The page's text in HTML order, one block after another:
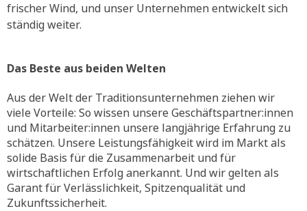
frischer Wind, und unser Unternehmen entwickelt sich
ständig weiter.
Das Beste aus beiden Welten
Aus der Welt der Traditionsunternehmen ziehen wir
viele Vorteile: So wissen unsere Geschäftspartner:innen
und Mitarbeiter:innen unsere langjährige Erfahrung zu
schätzen. Unsere Leistungsfähigkeit wird im Markt als
solide Basis für die Zusammenarbeit und für
wirtschaftlichen Erfolg anerkannt. Und wir gelten als
Garant für Verlässlichkeit, Spitzenqualität und
Zukunftssicherheit.